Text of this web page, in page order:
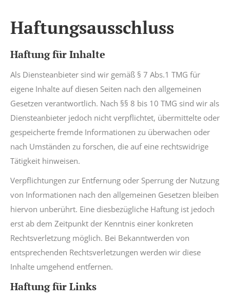
Haftungsausschluss
Haftung für Inhalte
Als Diensteanbieter sind wir gemäß § 7 Abs.1 TMG für
eigene Inhalte auf diesen Seiten nach den allgemeinen
Gesetzen verantwortlich. Nach §§ 8 bis 10 TMG sind wir als
Diensteanbieter jedoch nicht verpflichtet, übermittelte oder
gespeicherte fremde Informationen zu überwachen oder
nach Umständen zu forschen, die auf eine rechtswidrige
Tätigkeit hinweisen.
Verpflichtungen zur Entfernung oder Sperrung der Nutzung
von Informationen nach den allgemeinen Gesetzen bleiben
hiervon unberührt. Eine diesbezügliche Haftung ist jedoch
erst ab dem Zeitpunkt der Kenntnis einer konkreten
Rechtsverletzung möglich. Bei Bekanntwerden von
entsprechenden Rechtsverletzungen werden wir diese
Inhalte umgehend entfernen.
Haftung für Links